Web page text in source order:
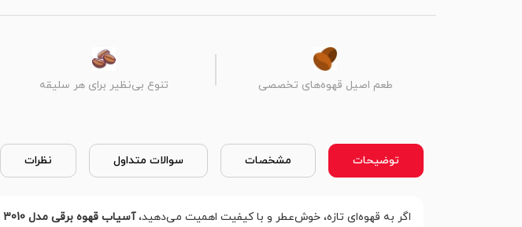
طعم اصیل قهوه‌های تخصصی تنوع بی‌نظیر برای هر سلیقه
توضیحات مشخصات سوالات متداول نظرات
اگر به قهوه‌ای تازه، خوش‌عطر و با کیفیت اهمیت می‌دهید،آسیاب قهوه برقی مدل 3010